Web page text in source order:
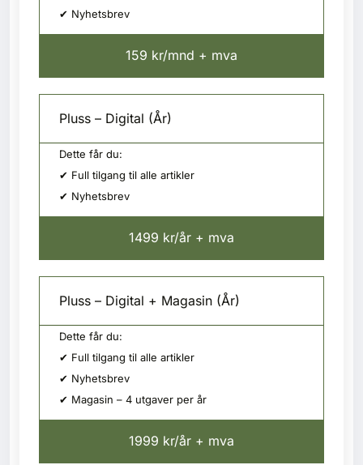
✔ Nyhetsbrev
159 kr/mnd + mva
Pluss – Digital (År)
Dette får du:
✔ Full tilgang til alle artikler
✔ Nyhetsbrev
1499 kr/år + mva
Pluss – Digital + Magasin (År)
Dette får du:
✔ Full tilgang til alle artikler
✔ Nyhetsbrev
✔ Magasin – 4 utgaver per år
1999 kr/år + mva